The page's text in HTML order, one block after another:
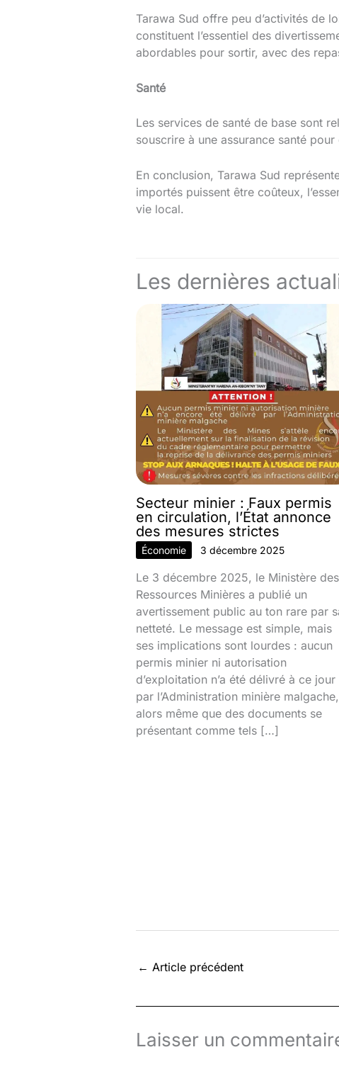
Tarawa Sud offre peu d’activités de
constituent l’essentiel des
abordables pour sortir, avec des
Santé
Les services de santé de base sont
souscrire à une assurance santé
En conclusion, Tarawa Sud
importés puissent être coûteux,
vie local.
Les dernières
Secteur minier : Faux permis
en circulation, l’État annonce
des mesures strictes
Économie 3 décembre 2025
Le 3 décembre 2025, le Ministère des
Ressources Minières a publié un
avertissement public au ton rare par
netteté. Le message est simple, mais
ses implications sont lourdes : aucun
permis minier ni autorisation
d’exploitation n’a été délivré à ce jour
par l’Administration minière malgache,
alors même que des documents se
présentant comme tels […]
← Article précédent
Laisser un